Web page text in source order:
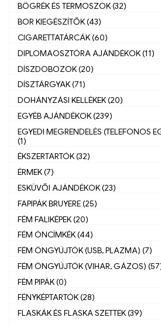
BÖGRÉK ÉS TERMOSZOK (32)
BOR KIEGÉSZÍTŐK (43)
CIGARETTATÁRCÁK (60)
DIPLOMAOSZTÓRA AJÁNDÉKOK (11)
DÍSZDOBOZOK (20)
DÍSZTÁRGYAK (71)
DOHÁNYZÁSI KELLÉKEK (20)
EGYÉB AJÁNDÉKOK (239)
EGYEDI MEGRENDELÉS (TELEFONOS
(1)
ÉKSZERTARTÓK (32)
ÉRMEK (7)
ESKÜVŐI AJÁNDÉKOK (23)
FAPIPÁK BRUYERE (25)
FÉM FALIKÉPEK (20)
FÉM ÓNCÍMKÉK (44)
FÉM ÖNGYÚJTÓK (USB, PLAZMA) (7)
FÉM ÖNGYÚJTÓK (VIHAR, GÁZOS)
FÉM PIPÁK (0)
FÉNYKÉPTARTÓK (28)
FLASKÁK ÉS FLASKA SZETTEK (39)